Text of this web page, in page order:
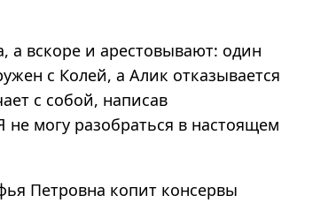
вскоре и арестовывают: один
с Колей, а Алик отказывается
с собой, написав
могу разобраться в настоящем
Петровна копит консервы